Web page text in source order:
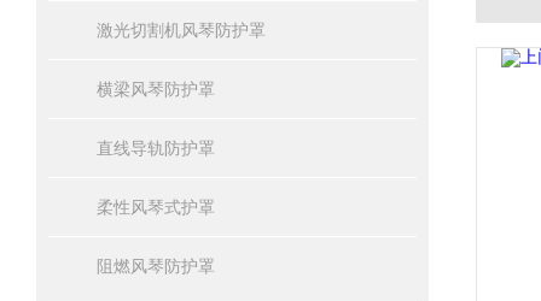
激光切割机风琴防护罩
横梁风琴防护罩
直线导轨防护罩
柔性风琴式护罩
阻燃风琴防护罩